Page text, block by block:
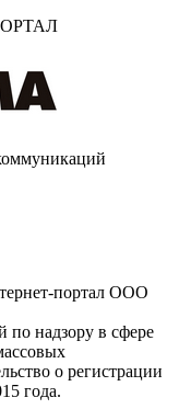
портал ООО
по надзору в сфере
о регистрации
года.